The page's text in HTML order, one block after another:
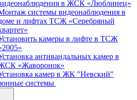
в ЖСК «Люблинец»
системы видеонаблюдения в
и лифтах ТСЖ «Серебряный
камеры в лифте в ТСЖ
антивандальных камер в
«Жаворонок»
камер в ЖК "Невский"
системы